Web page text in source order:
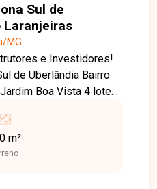
Sul de
Laranjeiras
MG
e Investidores!
Uberlândia Bairro
Excelente
de valorização. R$
m²